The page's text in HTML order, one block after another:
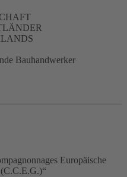
Bauhandwerker
Europäische